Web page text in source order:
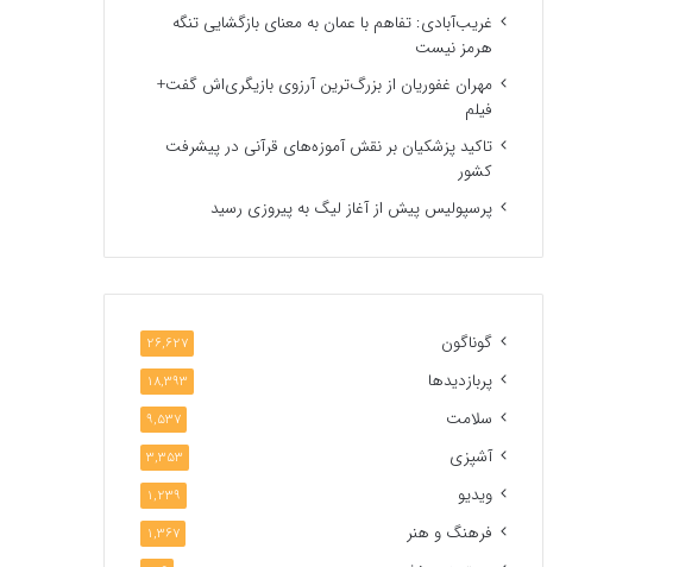
غریب‌آبادی: تفاهم با عمان به معنای بازگشایی تنگه
هرمز نیست
مهران غفوریان از بزرگ‌ترین آرزوی بازیگری‌اش گفت+
فیلم
تاکید پزشکیان بر نقش آموزه‌های قرآنی در پیشرفت
کشور
پرسپولیس پیش از آغاز لیگ به پیروزی رسید
گوناگون 26,627
پربازدیدها 18,393
سلامت 9,537
آشپزی 3,353
ویدیو 1,239
فرهنگ و هنر 1,367